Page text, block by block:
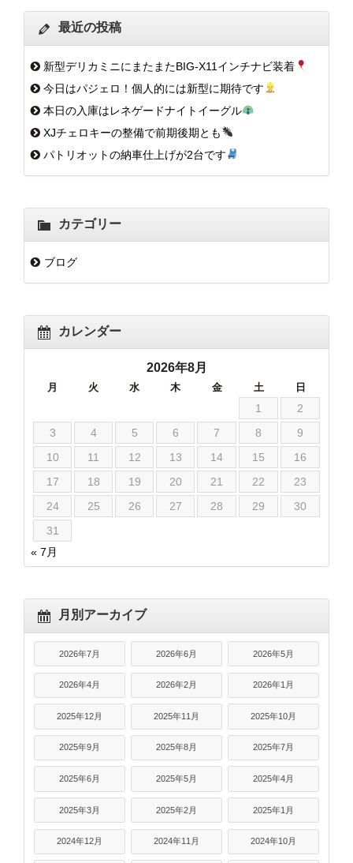
最近の投稿
新型デリカミニにまたまたBIG-X11インチナビ装着
今日はパジェロ！個人的には新型に期待です
本日の入庫はレネゲードナイトイーグル
XJチェロキーの整備で前期後期とも
パトリオットの納車仕上げが2台です
カテゴリー
ブログ
カレンダー
2026年8月
月 火 水 木 金 土 日
1
2
3
4 5 6 7 8
9
10
11 12 13 14 15
16
17
18 19 20 21 22
23
24
25 26 27 28 29
30
31
« 7月
月別アーカイブ
2026年7月 2026年6月 2026年5月
2026年4月 2026年2月 2026年1月
2025年12月 2025年11月 2025年10月
2025年9月 2025年8月 2025年7月
2025年6月 2025年5月 2025年4月
2025年3月 2025年2月 2025年1月
2024年12月 2024年11月 2024年10月